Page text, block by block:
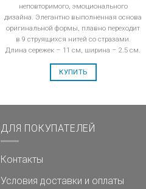
неповторимого, эмоционального
дизайна. Элегантно выполненная основа
оригинальной формы, плавно переходит
в 9 струящихся нитей со стразами.
Длина сережек – 11 см, ширина – 2.5 см.
КУПИТЬ
ДЛЯ ПОКУПАТЕЛЕЙ
Контакты
Условия доставки и оплаты